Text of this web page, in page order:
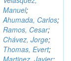
Manuel;
Ahumada, Carlos;
Ramos, Cesar;
Chávez, Jorge;
Thomas, Evert;
Martinez, Javier;